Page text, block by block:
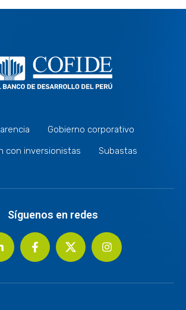
Gobierno corporativo
con inversionistas
Subastas
Síguenos en redes